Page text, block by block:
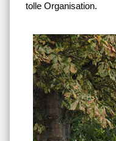
tolle Organisation.